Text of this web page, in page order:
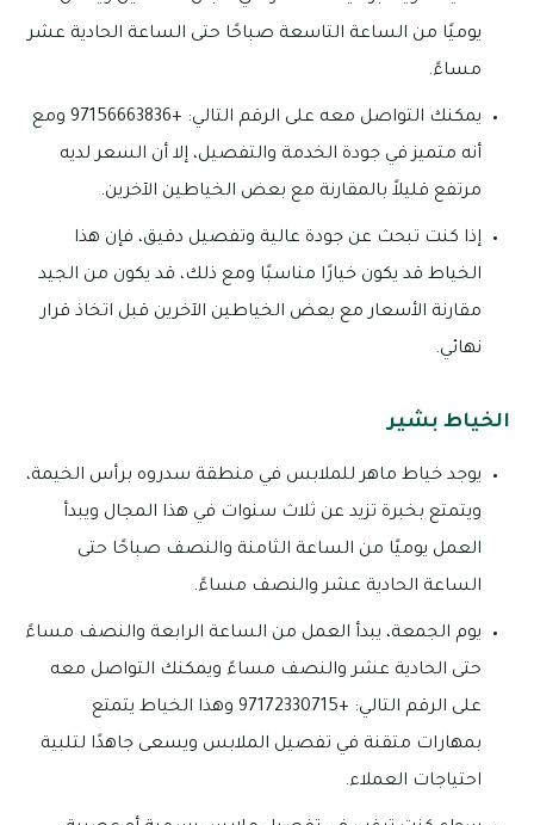
يوميًا من الساعة التاسعة صباحًا حتى الساعة الحادية عشر
مساءً.
يمكنك التواصل معه على الرقم التالي: +97156663836 ومع
أنه متميز في جودة الخدمة والتفصيل، إلا أن السعر لديه
مرتفع قليلاً بالمقارنة مع بعض الخياطين الآخرين.
إذا كنت تبحث عن جودة عالية وتفصيل دقيق، فإن هذا
الخياط قد يكون خيارًا مناسبًا ومع ذلك، قد يكون من الجيد
مقارنة الأسعار مع بعض الخياطين الآخرين قبل اتخاذ قرار
نهائي.
الخياط بشير
يوجد خياط ماهر للملابس في منطقة سدروه برأس الخيمة،
ويتمتع بخبرة تزيد عن ثلاث سنوات في هذا المجال ويبدأ
العمل يوميًا من الساعة الثامنة والنصف صباحًا حتى
الساعة الحادية عشر والنصف مساءً.
يوم الجمعة، يبدأ العمل من الساعة الرابعة والنصف مساءً
حتى الحادية عشر والنصف مساءً ويمكنك التواصل معه
على الرقم التالي: +97172330715 وهذا الخياط يتمتع
بمهارات متقنة في تفصيل الملابس ويسعى جاهدًا لتلبية
احتياجات العملاء.